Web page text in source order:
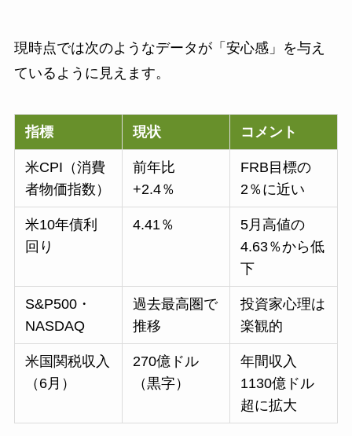
現時点では次のようなデータが「安心感」を与え
ているように見えます。
指標 現状 コメント
米CPI（消費
者物価指数）
前年比
+2.4％
FRB目標の
2％に近い
米10年債利
回り
4.41％
5月高値の
4.63％から低
下
S&P500・
NASDAQ
過去最高圏で
推移
投資家心理は
楽観的
米国関税収入
（6月）
270億ドル
（黒字）
年間収入
1130億ドル
超に拡大